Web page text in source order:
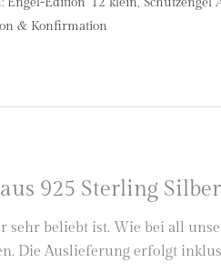
& Konfirmation
925 Sterling
beliebt ist. Wie bei all
Die Auslieferung erfolgt